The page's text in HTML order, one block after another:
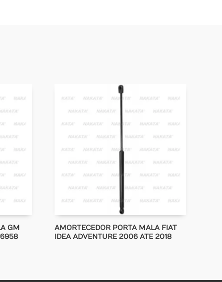
GM
AMORTECEDOR PORTA MALA FIAT
IDEA ADVENTURE 2006 ATE 2018